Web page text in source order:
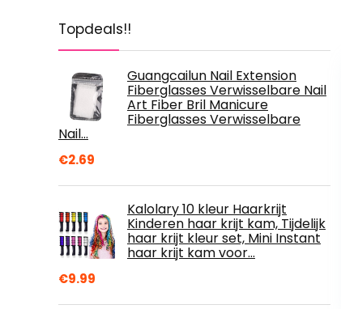
Topdeals!!
Guangcailun Nail Extension
Fiberglasses Verwisselbare Nail
Art Fiber Bril Manicure
Fiberglasses Verwisselbare
Nail…
€2.69
Kalolary 10 kleur Haarkrijt
Kinderen haar krijt kam, Tijdelijk
haar krijt kleur set, Mini Instant
haar krijt kam voor…
€9.99